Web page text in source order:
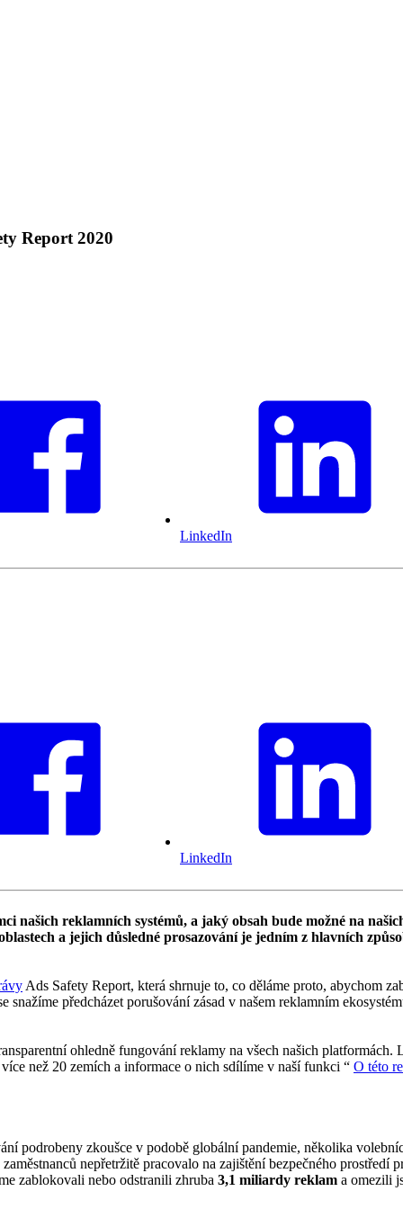
Report 2020
LinkedIn
LinkedIn
našich reklamních systémů, a jaký obsah bude možné na
a jejich důsledné prosazování je jedním z hlavních
Ads Safety Report, která shrnuje to, co děláme proto, abychom
předcházet porušování zásad v našem reklamním
ohledně fungování reklamy na všech našich
než 20 zemích a informace o nich sdílíme v naší funkci “ O této
podrobeny zkoušce v podobě globální pandemie, několika
nepřetržitě pracovalo na zajištění bezpečného
zablokovali nebo odstranili zhruba 3,1 miliardy reklam a omezili